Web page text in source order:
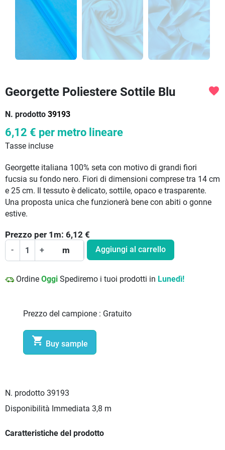
Georgette Poliestere Sottile Blu
N. prodotto 39193
favorite
6,12 € per metro lineare
Tasse incluse
Georgette italiana 100% seta con motivo di grandi fiori
fucsia su fondo nero. Fiori di dimensioni comprese tra 14 cm
e 25 cm. Il tessuto è delicato, sottile, opaco e trasparente.
Una proposta unica che funzionerà bene con abiti o gonne
estive.
Prezzo per 1 m: 6,12 €
- + m Aggiungi al carrello
Ordine Oggi Spediremo i tuoi prodotti in Lunedì!
Prezzo del campione : Gratuito
 Buy sample
N. prodotto 39193
Disponibilità Immediata 3,8 m
Caratteristiche del prodotto